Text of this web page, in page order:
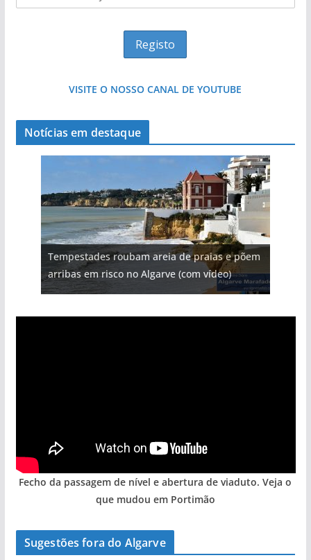
VISITE O NOSSO CANAL DE YOUTUBE
Notícias em destaque
Tempestades roubam areia de praias e põem
arribas em risco no Algarve (com vídeo)
Milagre da água. Fontes emblemáticas do
Algarve voltam a ter vida (com vídeo)
Foto do dia: uma cidade algarvia que cresceu
entre redes e fábricas
Tapas do mar a 3 euros cada. Nova rota
gastronómica nasce no Algarve
Projeto milionário: investimento de 108
milhões de euros na construção de dois
hotéis (com vídeo)
Fecho da passagem de nível e abertura de viaduto. Veja o
que mudou em Portimão
Sugestões fora do Algarve